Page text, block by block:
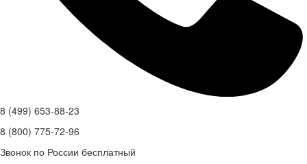
8 (499) 653-88-23
8 (800) 775-72-96
Звонок по России бесплатный